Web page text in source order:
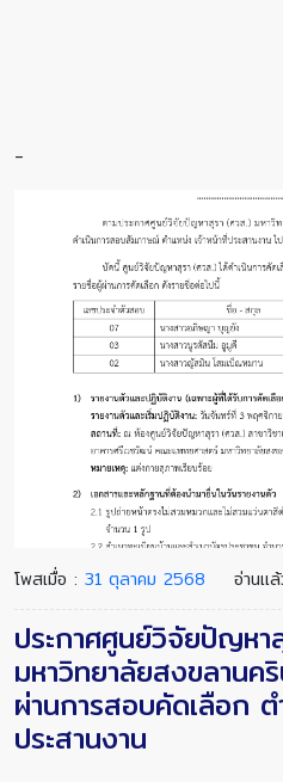
-
โพสเมื่อ : 31 ตุลาคม 2568 อ่านแล้
ประกาศศูนย์วิจัยปัญหา
มหาวิทยาลัยสงขลานค
ผ่านการสอบคัดเลือก ต
ประสานงาน